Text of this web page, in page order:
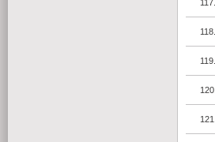
117.
118.
119.
120.
121.